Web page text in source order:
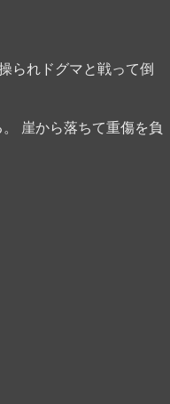
られドグマと戦って倒
崖から落ちて重傷を負